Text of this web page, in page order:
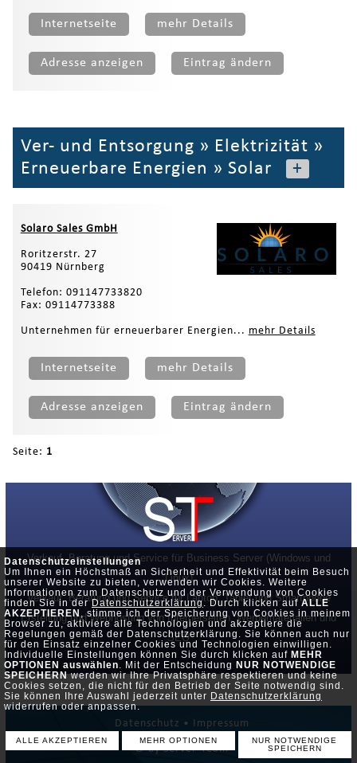
Datenschutzeinstellungen
Um Ihnen ein Höchstmaß an Sicherheit und Effektivität beim Besuch
unserer Website zu bieten, verwenden wir Cookies. Weitere
Informationen zum Datenschutz und der Verwendung von Cookies
finden Sie in derDatenschutzerklärung. Durch klicken aufALLE
AKZEPTIEREN, stimme ich der Speicherung von Cookies in meinem
Browser zu, aktiviere alle Technologien und akzeptiere die
Regelungen gemäß der Datenschutzerklärung. Sie können auch nur
für den Einsatz einzelner Cookies und Technologien einwilligen.
Individuelle Einstellungen können Sie durch klicken auf MEHR
OPTIONEN auswählen. Mit der Entscheidung NUR NOTWENDIGE
SPEICHERNwerden wir Ihre Privatsphäre respektieren und keine
Cookies setzen, die nicht für den Betrieb der Seite notwendig sind.
Sie können Ihre Auswahl jederzeit unter Datenschutzerklärung
widerrufen oder anpassen.
ALLE AKZEPTIEREN MEHR OPTIONEN
NUR NOTWENDIGE
SPEICHERN
Internetseite mehr Details
Adresse anzeigen Eintrag ändern
Ver- und Entsorgung » Elektrizität »
Erneuerbare Energien » Solar +
Solaro Sales GmbH
Roritzerstr. 27
90419 Nürnberg
Telefon: 091147733820
Fax: 09114773388
Unternehmen für erneuerbarer Energien... mehr Details
Internetseite mehr Details
Adresse anzeigen Eintrag ändern
Seite: 1
Verkauf, Beratung und Service für Business Server (Windows und
Linux)
Verkauf, Beratung und Service für Laptop, Tablet und Smartphone
Erstellung und Webhosting von Internetseiten, Werbematerialien und
SEO
Datenschutz • Impressum
© by Server-Team